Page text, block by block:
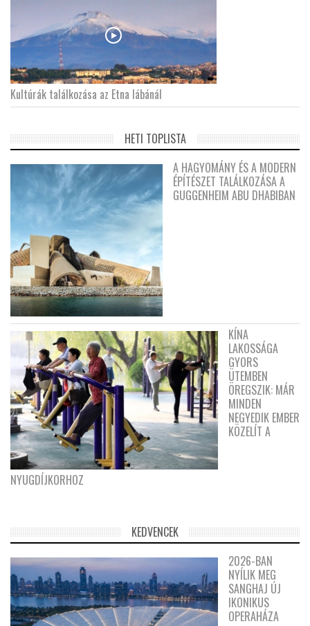
Kultúrák találkozása az Etna lábánál
HETI TOPLISTA
A HAGYOMÁNY ÉS A MODERN
ÉPÍTÉSZET TALÁLKOZÁSA A
GUGGENHEIM ABU DHABIBAN
KÍNA
LAKOSSÁGA
GYORS
ÜTEMBEN
ÖREGSZIK: MÁR
MINDEN
NEGYEDIK EMBER
KÖZELÍT A
NYUGDÍJKORHOZ
KEDVENCEK
2026-BAN
NYÍLIK MEG
SANGHAJ ÚJ
IKONIKUS
OPERAHÁZA